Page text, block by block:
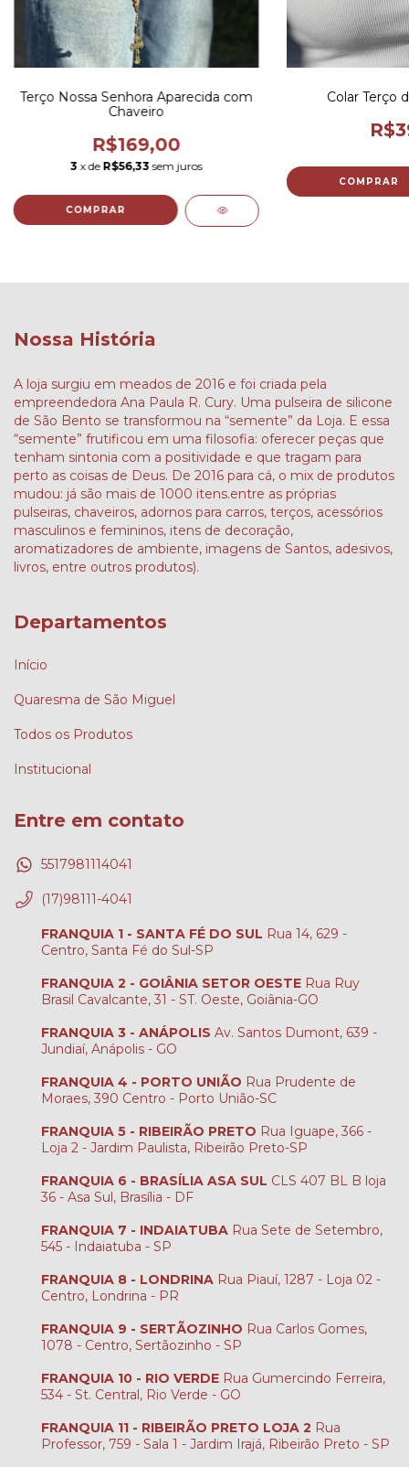
Terço Nossa Senhora Aparecida com
Chaveiro
R$169,00
3 x de R$56,33 sem juros
Colar Terço
Nossa História
A loja surgiu em meados de 2016 e foi criada pela
empreendedora Ana Paula R. Cury. Uma pulseira de silicone
de São Bento se transformou na “semente” da Loja. E essa
“semente” frutificou em uma filosofia: oferecer peças que
tenham sintonia com a positividade e que tragam para
perto as coisas de Deus. De 2016 para cá, o mix de produtos
mudou: já são mais de 1000 itens.entre as próprias
pulseiras, chaveiros, adornos para carros, terços, acessórios
masculinos e femininos, itens de decoração,
aromatizadores de ambiente, imagens de Santos, adesivos,
livros, entre outros produtos).
Departamentos
Início
Quaresma de São Miguel
Todos os Produtos
Institucional
Entre em contato
5517981114041
(17)98111-4041
FRANQUIA 1 - SANTA FÉ DO SUL Rua 14, 629 -
Centro, Santa Fé do Sul-SP
FRANQUIA 2 - GOIÂNIA SETOR OESTE Rua Ruy
Brasil Cavalcante, 31 - ST. Oeste, Goiânia-GO
FRANQUIA 3 - ANÁPOLIS Av. Santos Dumont, 639 -
Jundiaí, Anápolis - GO
FRANQUIA 4 - PORTO UNIÃO Rua Prudente de
Moraes, 390 Centro - Porto União-SC
FRANQUIA 5 - RIBEIRÃO PRETO Rua Iguape, 366 -
Loja 2 - Jardim Paulista, Ribeirão Preto-SP
FRANQUIA 6 - BRASÍLIA ASA SUL CLS 407 BL B loja
36 - Asa Sul, Brasília - DF
FRANQUIA 7 - INDAIATUBA Rua Sete de Setembro,
545 - Indaiatuba - SP
FRANQUIA 8 - LONDRINA Rua Piauí, 1287 - Loja 02 -
Centro, Londrina - PR
FRANQUIA 9 - SERTÃOZINHO Rua Carlos Gomes,
1078 - Centro, Sertãozinho - SP
FRANQUIA 10 - RIO VERDE Rua Gumercindo Ferreira,
534 - St. Central, Rio Verde - GO
FRANQUIA 11 - RIBEIRÃO PRETO LOJA 2 Rua
Professor, 759 - Sala 1 - Jardim Irajá, Ribeirão Preto - SP